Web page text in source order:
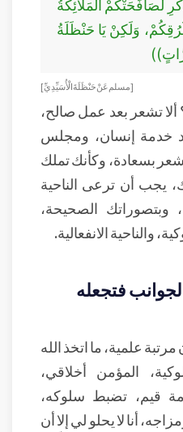
لَصَافَحَتْكُمْ الْمَلَائِكَةُ
وَلَكِنْ يَا حَنْظَلَةُ
[مسلم عَنْ حَنْظَلَةَ الْأُسَيِّدِيِّ]
تشعر بعد عمل صالح،
خدمة إنسان، ومجلس
بسعادة، وكأنك تملك
يجب أن ترعى الناحية
وبتصوراتك الصحيحة،
والناحية الانفعالية.
فتجعله
مرتبة علمية، ما اتخذ الله
المؤمن أخلاقي،
قيم، تضبط سلوكه،
أنا لا يحلو لي إلا أن